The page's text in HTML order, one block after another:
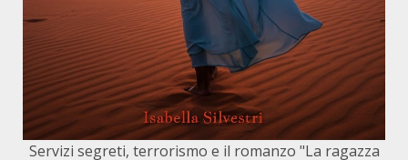
Servizi segreti, terrorismo e il romanzo "La ragazza